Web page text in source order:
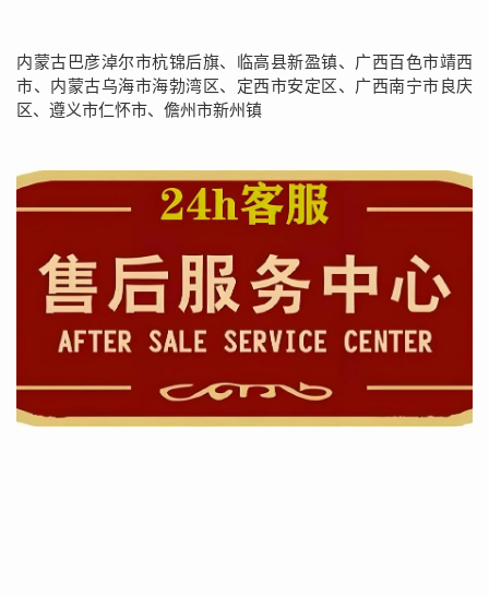
内蒙古巴彦淖尔市杭锦后旗、临高县新盈镇、广西百色市靖西
市、内蒙古乌海市海勃湾区、定西市安定区、广西南宁市良庆
区、遵义市仁怀市、儋州市新州镇